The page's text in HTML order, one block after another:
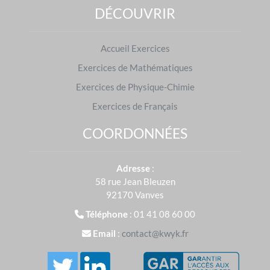
côté des élèves pour que les différents théorèmes,
propriétés et définitions n'aient plus aucun secret
réalisés surKwyken Mathématiques.
examens
Brevet des collèges|Baccalauréat
S'entraîner dans d'autres matières
DÉCOUVRIR
Accueil Exercices
Exercices de Mathématiques
Exercices de Physique-Chimie
Exercices de Français
COORDONNÉES
Adresse :
58 rue Jean Bleuzen
92170 Vanves
Téléphone : 01 41 08 60 00
Email : contact@kwyk.fr